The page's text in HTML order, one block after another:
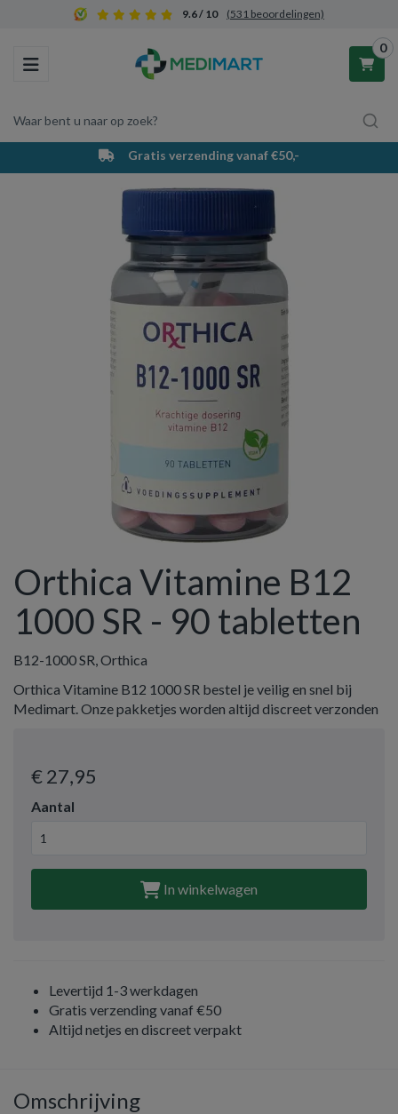
9.6 / 10 (531 beoordelingen)
Toggle navigation
Waar bent u naar op zoek?
0
Winkelwagen
Uw winkelwagen is leeg.
Vul hem met producten.
Gratis verzending vanaf €50,-
Orthica Vitamine B12
1000 SR - 90 tabletten
B12-1000 SR, Orthica
Orthica Vitamine B12 1000 SR bestel je veilig en snel bij
Medimart. Onze pakketjes worden altijd discreet verzonden
€ 27,95
Aantal
In winkelwagen
Levertijd 1-3 werkdagen
Gratis verzending vanaf €50
Altijd netjes en discreet verpakt
Omschrijving